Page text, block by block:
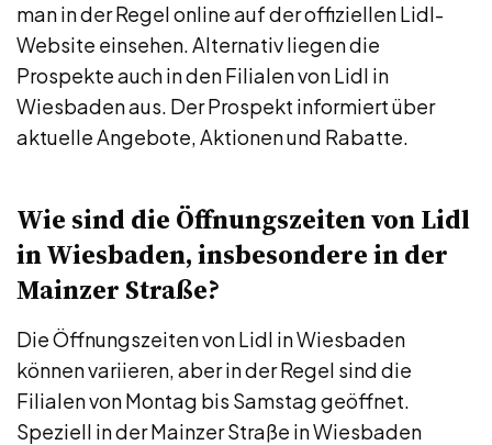
man in der Regel online auf der offiziellen Lidl-
Website einsehen. Alternativ liegen die
Prospekte auch in den Filialen von Lidl in
Wiesbaden aus. Der Prospekt informiert über
aktuelle Angebote, Aktionen und Rabatte.
Wie sind die Öffnungszeiten von Lidl
in Wiesbaden, insbesondere in der
Mainzer Straße?
Die Öffnungszeiten von Lidl in Wiesbaden
können variieren, aber in der Regel sind die
Filialen von Montag bis Samstag geöffnet.
Speziell in der Mainzer Straße in Wiesbaden